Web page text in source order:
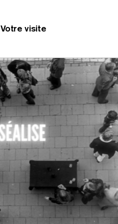
Votre visite